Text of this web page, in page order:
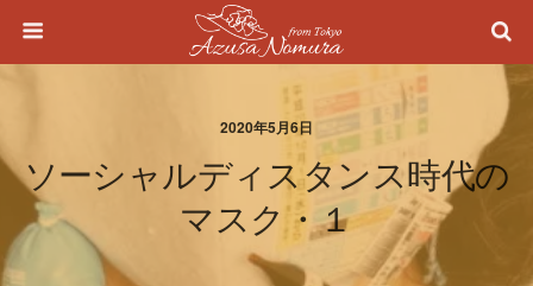
2020年5月6日
ソーシャルディスタンス時代の
マスク・１